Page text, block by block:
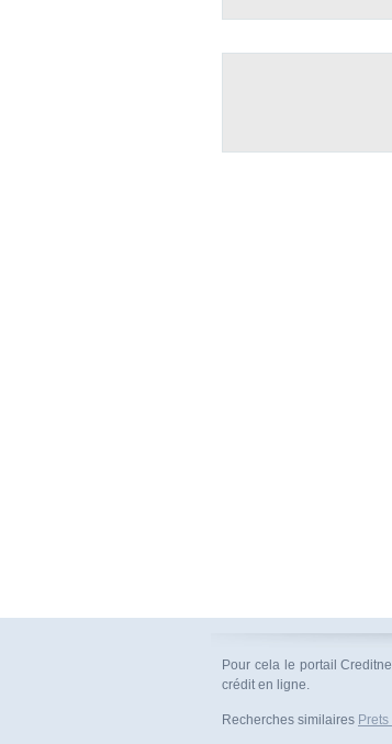
Pour cela le portail
crédit en ligne.
Recherches similaires